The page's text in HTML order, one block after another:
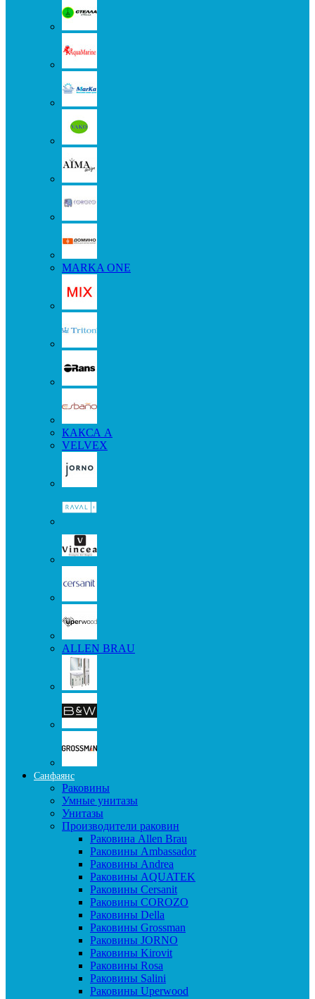
MARKA ONE
КАКСА А
VELVEX
ALLEN BRAU
Санфаянс
Раковины
Умные унитазы
Унитазы
Производители раковин
Раковина Allen Brau
Раковины Ambassador
Раковины Andrea
Раковины AQUATEK
Раковины Cersanit
Раковины COROZO
Раковины Della
Раковины Grossman
Раковины JORNO
Раковины Kirovit
Раковины Rosa
Раковины Salini
Раковины Uperwood